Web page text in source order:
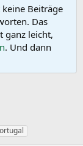
Beiträge
Das
ganz leicht,
. Und dann